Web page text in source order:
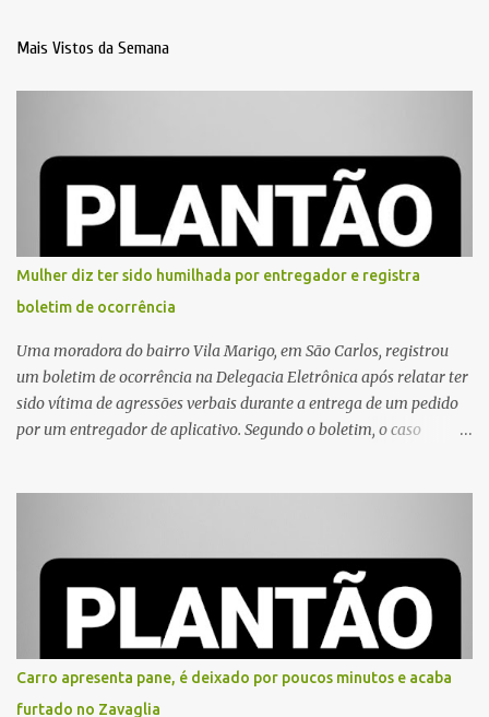
Mais Vistos da Semana
Mulher diz ter sido humilhada por entregador e registra
boletim de ocorrência
Uma moradora do bairro Vila Marigo, em São Carlos, registrou
um boletim de ocorrência na Delegacia Eletrônica após relatar ter
sido vítima de agressões verbais durante a entrega de um pedido
por um entregador de aplicativo. Segundo o boletim, o caso
proximidades. Ainda conforme o registro policial, a vítima relatou
que, ao receber a entrega, voltou a ser ofendida com palavras de
baixo calão e insultos. Ela informou à Polícia Civil que mora
sozinha e que se sentiu ameaçada, coagida e humilhada com a
situação. Fonte: São Carlos Agora
Carro apresenta pane, é deixado por poucos minutos e acaba
furtado no Zavaglia